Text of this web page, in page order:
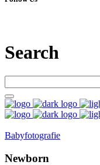
Search
Babyfotografie
Newborn